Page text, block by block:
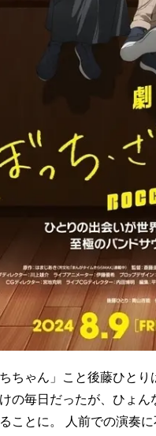
ちちゃん」こと後藤ひと
の毎日だったが、ひょ
ことに。 人前での演奏